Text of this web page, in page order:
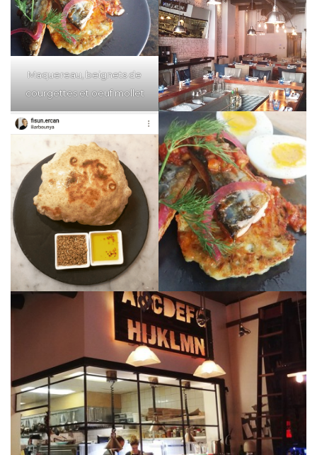
Maquereau, beignets de
courgettes et oeuf mollet